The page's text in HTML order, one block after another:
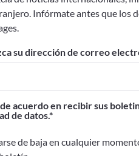
comerciales >>
en
publicar aquí
Infórmate antes que los
su dirección de correo
acuerdo en recibir sus
de datos.
de baja en cualquier